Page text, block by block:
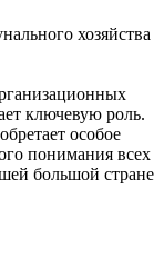
хозяйства
ключевую роль.
особое
понимания всех
большой стране